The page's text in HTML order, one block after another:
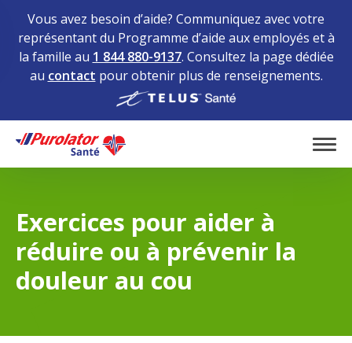
Vous avez besoin d’aide? Communiquez avec votre
représentant du Programme d’aide aux employés et à
la famille au 1 844 880-9137. Consultez la page dédiée
au contact pour obtenir plus de renseignements.
Home
Exercices pour aider à
réduire ou à prévenir la
douleur au cou